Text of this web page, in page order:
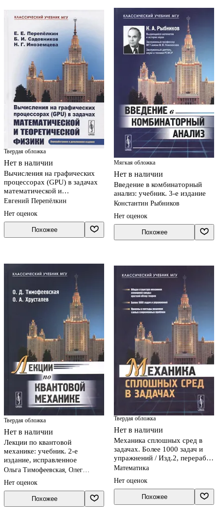
Твердая обложка
Нет в наличии
Вычисления на графических
процессорах (GPU) в задачах
математической и
теоретической физики / Изд.2,
Евгений Перепёлкин
Нет оценок
Похожее
Мягкая обложка
Нет в наличии
Введение в комбинаторный
анализ: учебник. 3-е издание
Константин Рыбников
Нет оценок
Похожее
Твердая обложка
Нет в наличии
Лекции по квантовой
механике: учебник. 2-е
издание, исправленное
Ольга Тимофеевская, Олег
Нет оценок
Похожее
Твердая обложка
Нет в наличии
Механика сплошных сред в
задачах. Более 1000 задач и
упражнений / Изд.2, перераб. и
доп.
Математика
Нет оценок
Похожее